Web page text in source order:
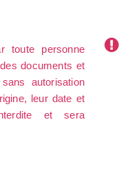
toute personne
documents et
autorisation
leur date et
et sera